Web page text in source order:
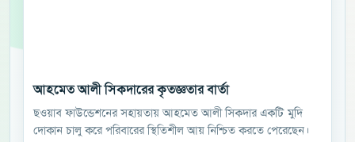
আহমেত আলী সিকদারের কৃতজ্ঞতার বার্তা
ছওয়াব ফাউন্ডেশনের সহায়তায় আহমেত আলী সিকদার একটি মুদি
দোকান চালু করে পরিবারের স্থিতিশীল আয় নিশ্চিত করতে পেরেছেন।